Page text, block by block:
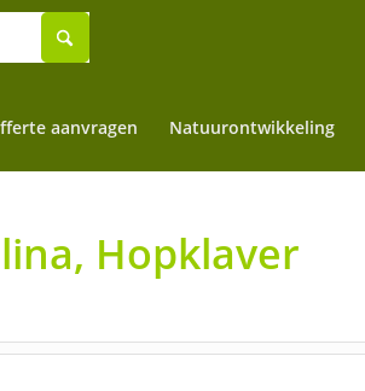
aanvragen Natuurontwikkeling
Hopklaver